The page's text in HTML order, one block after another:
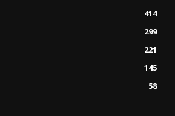
414
299
221
145
58